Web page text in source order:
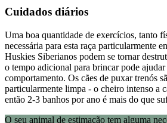
Cuidados diários
Uma boa quantidade de exercícios, tanto
necessária para esta raça particularmente
Huskies Siberianos podem se tornar
o tempo adicional para brincar pode ajudar
comportamento. Os cães de puxar trenós
particularmente limpa - o cheiro intenso a
então 2-3 banhos por ano é mais do que
O seu animal de estimação tem alguma